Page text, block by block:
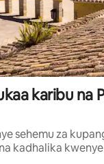
karibu na
sehemu za
kadhalika